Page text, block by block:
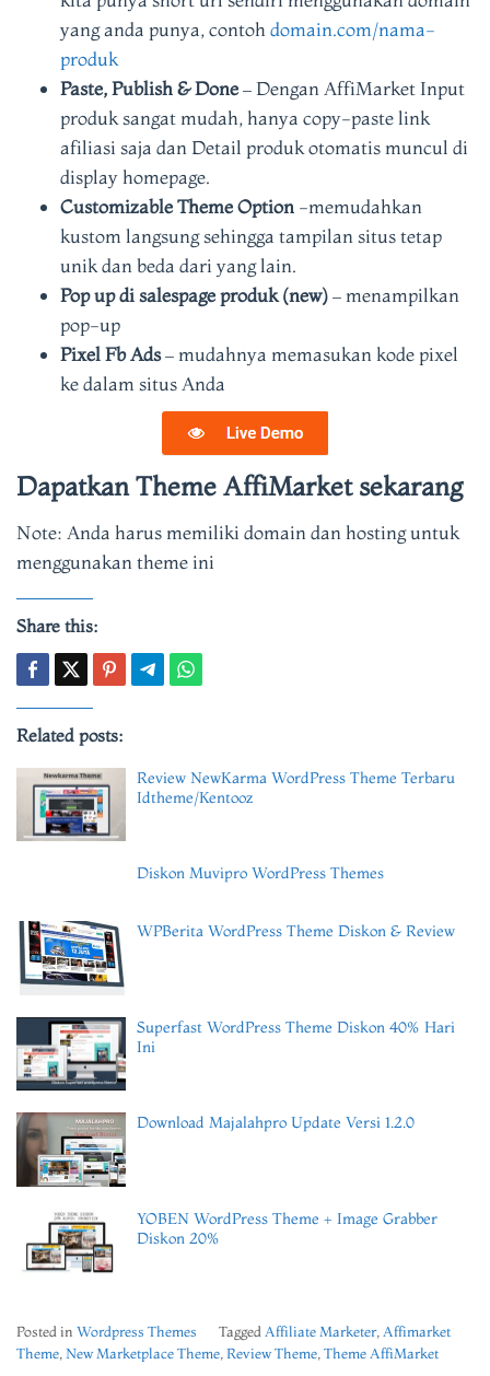
yang anda punya, contoh domain.com/nama-
produk
Paste, Publish & Done– Dengan AffiMarket Input
produk sangat mudah, hanya copy-paste link
afiliasi saja dan Detail produk otomatis muncul di
display homepage.
Customizable Theme Option -memudahkan
kustom langsung sehingga tampilan situs tetap
unik dan beda dari yang lain.
Pop up di salespage produk (new)– menampilkan
pop-up
Pixel Fb Ads– mudahnya memasukan kode pixel
ke dalam situs Anda
Dapatkan Theme AffiMarket sekarang
Note: Anda harus memiliki domain dan hosting untuk
menggunakan theme ini
Share this:
Related posts:
Review NewKarma WordPress Theme Terbaru
Idtheme/Kentooz
Diskon Muvipro WordPress Themes
WPBerita WordPress Theme Diskon & Review
Superfast WordPress Theme Diskon 40% Hari
Ini
Download Majalahpro Update Versi 1.2.0
YOBEN WordPress Theme + Image Grabber
Diskon 20%
Posted in Wordpress Themes Tagged Affiliate Marketer, Affimarket
Theme New Marketplace Theme Review Theme Theme AffiMarket